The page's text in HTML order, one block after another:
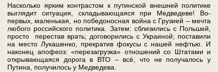
Насколько ярким контрастом к путинской внешней политике
выглядит ситуация, складывающаяся при Медведеве! Во-
первых, маленькая, но победоносная война с Грузией – мечта
любого российского политика. Затем: сблизились с Польшей,
просто перестав врать; договорились с Украиной; поставили
на место Лукашенко, прекратив фокусы с нашей нефтью. И
наконец апофеоз: «перезагрузка» отношений со Штатами и
открывающаяся дорога в ВТО – всё, что не получалось у
Путина, получилось у Медведева.